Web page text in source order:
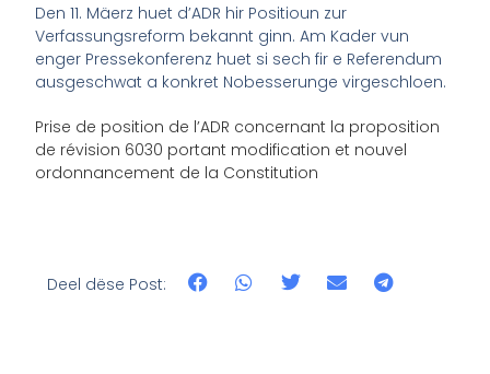
Den 11. Mäerz huet d’ADR hir Positioun zur
Verfassungsreform bekannt ginn. Am Kader vun
enger Pressekonferenz huet si sech fir e Referendum
ausgeschwat a konkret Nobesserunge virgeschloen.
Prise de position de l’ADR concernant la proposition
de révision 6030 portant modification et nouvel
ordonnancement de la Constitution
Deel dëse Post: